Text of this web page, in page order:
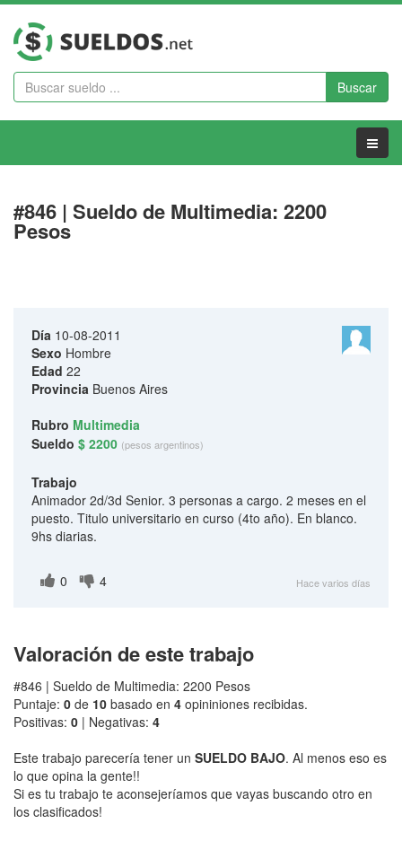
Buscar
Menu
#846 | Sueldo de Multimedia: 2200
Pesos
Día 10-08-2011
Sexo Hombre
Edad 22
Provincia Buenos Aires
Rubro Multimedia
Sueldo $ 2200 (pesos argentinos)
Trabajo
Animador 2d/3d Senior. 3 personas a cargo. 2 meses en el
puesto. Titulo universitario en curso (4to año). En blanco.
9hs diarias.
0 4 Hace varios días
Valoración de este trabajo
#846 | Sueldo de Multimedia: 2200 Pesos
Puntaje: 0 de 10 basado en 4 opininiones recibidas.
Positivas: 0 | Negativas: 4
Este trabajo parecería tener un SUELDO BAJO. Al menos eso es
lo que opina la gente!!
Si es tu trabajo te aconsejeríamos que vayas buscando otro en
los clasificados!